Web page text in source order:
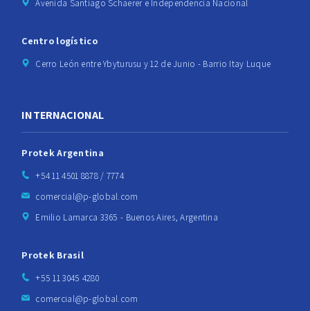
Avenida Santiago Schaerer e Independencia Nacional
Centro logístico
Cerro León entre Ybyturusu y 12 de Junio - Barrio Itay Luque
INTERNACIONAL
Protek Argentina
+54 11 4501 8878 / 7774
comercial@p-global.com
Emilio Lamarca 3365 - Buenos Aires, Argentina
Protek Brasil
+55 11 3045 4280
comercial@p-global.com